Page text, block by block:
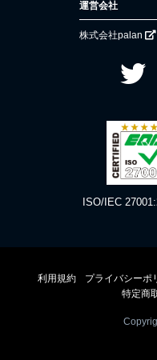
運営会社
株式会社palan
ISO/IEC
利用規約 プライバシーポ
特定商